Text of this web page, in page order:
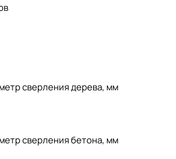
сверления дерева, мм
сверления бетона, мм